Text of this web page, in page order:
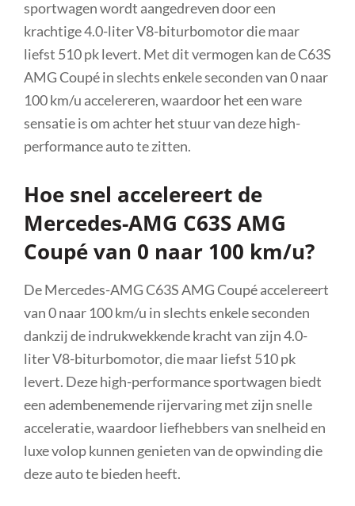
sportwagen wordt aangedreven door een
krachtige 4.0-liter V8-biturbomotor die maar
liefst 510 pk levert. Met dit vermogen kan de C63S
AMG Coupé in slechts enkele seconden van 0 naar
100 km/u accelereren, waardoor het een ware
sensatie is om achter het stuur van deze high-
performance auto te zitten.
Hoe snel accelereert de
Mercedes-AMG C63S AMG
Coupé van 0 naar 100 km/u?
De Mercedes-AMG C63S AMG Coupé accelereert
van 0 naar 100 km/u in slechts enkele seconden
dankzij de indrukwekkende kracht van zijn 4.0-
liter V8-biturbomotor, die maar liefst 510 pk
levert. Deze high-performance sportwagen biedt
een adembenemende rijervaring met zijn snelle
acceleratie, waardoor liefhebbers van snelheid en
luxe volop kunnen genieten van de opwinding die
deze auto te bieden heeft.